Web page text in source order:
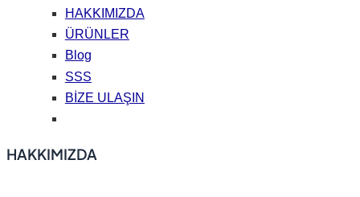
HAKKIMIZDA
ÜRÜNLER
Blog
SSS
BİZE ULAŞIN
HAKKIMIZDA